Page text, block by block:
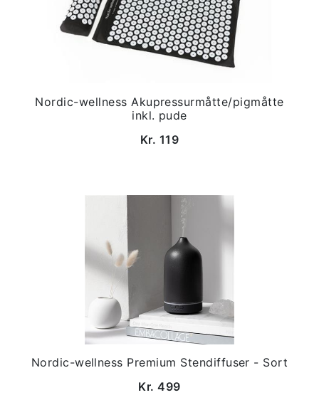
Nordic-wellness Akupressurmåtte/pigmåtte
inkl. pude
Kr. 119
Nordic-wellness Premium Stendiffuser - Sort
Kr. 499